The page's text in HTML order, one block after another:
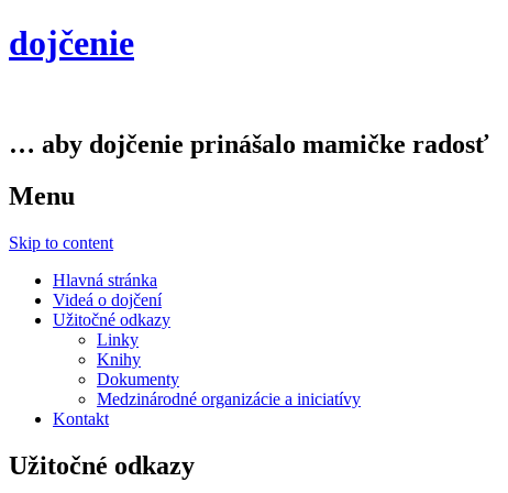
dojčenie
… aby dojčenie prinášalo mamičke radosť
Menu
Skip to content
Hlavná stránka
Videá o dojčení
Užitočné odkazy
Linky
Knihy
Dokumenty
Medzinárodné organizácie a iniciatívy
Kontakt
Užitočné odkazy